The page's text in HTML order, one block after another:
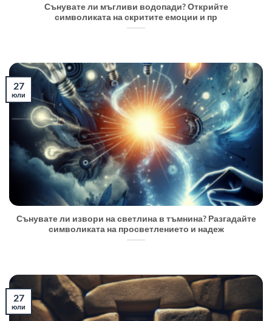
Сънувате ли мъгливи водопади? Открийте
символиката на скритите емоции и пр
Сънувате ли извори на светлина в тъмнина? Разгадайте
символиката на просветлението и надеж
27
юли
27
юли